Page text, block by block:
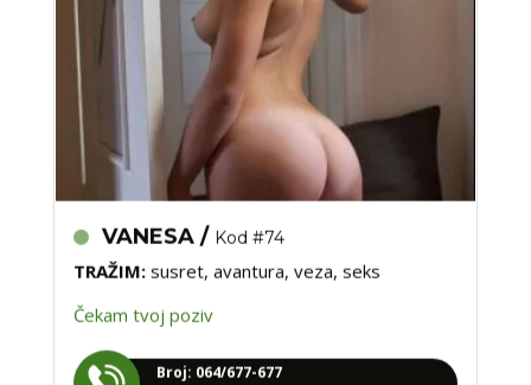
VANESA /Kod #74
TRAŽIM:susret, avantura, veza, seks
Čekam tvoj poziv
tel:0,93€ - mob:1,12€ min